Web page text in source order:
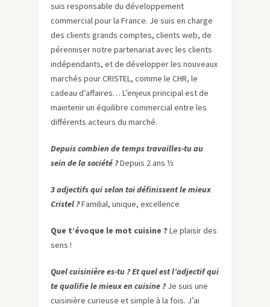
suis responsable du développement
commercial pour la France. Je suis en charge
des clients grands comptes, clients web, de
pérenniser notre partenariat avec les clients
indépendants, et de développer les nouveaux
marchés pour CRISTEL, comme le CHR, le
cadeau d’affaires… L’enjeux principal est de
maintenir un équilibre commercial entre les
différents acteurs du marché.
Depuis combien de temps travailles-tu au
sein de la société ?Depuis 2 ans ½
3 adjectifs qui selon toi définissent le mieux
Cristel ?Familial, unique, excellence
Que t’évoque le mot cuisine ? Le plaisir des
sens !
Quel cuisinière es-tu ? Et quel est l’adjectif qui
te qualifie le mieux en cuisine ?Je suis une
cuisinière curieuse et simple à la fois. J’ai